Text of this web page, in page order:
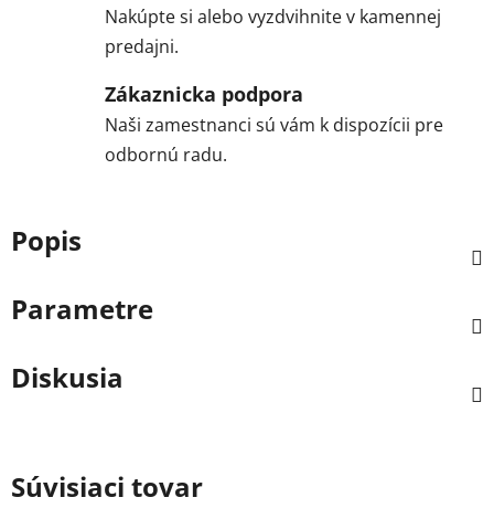
Nakúpte si alebo vyzdvihnite v kamennej
predajni.
Zákaznicka podpora
Naši zamestnanci sú vám k dispozícii pre
odbornú radu.
Popis
Parametre
Diskusia
Súvisiaci tovar